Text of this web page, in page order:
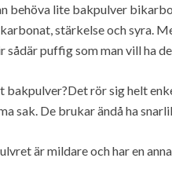
behöva lite bakpulver
stärkelse och syra.
puffig som man vill ha
bakpulver?Det rör sig helt
sak. De brukar ändå ha
är mildare och har en